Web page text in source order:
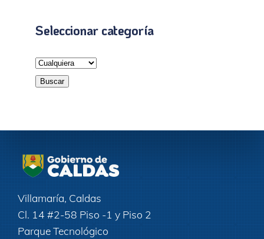
Seleccionar categoría
Villamaría, Caldas
Cl. 14 #2-58 Piso -1 y Piso 2
Parque Tecnológico